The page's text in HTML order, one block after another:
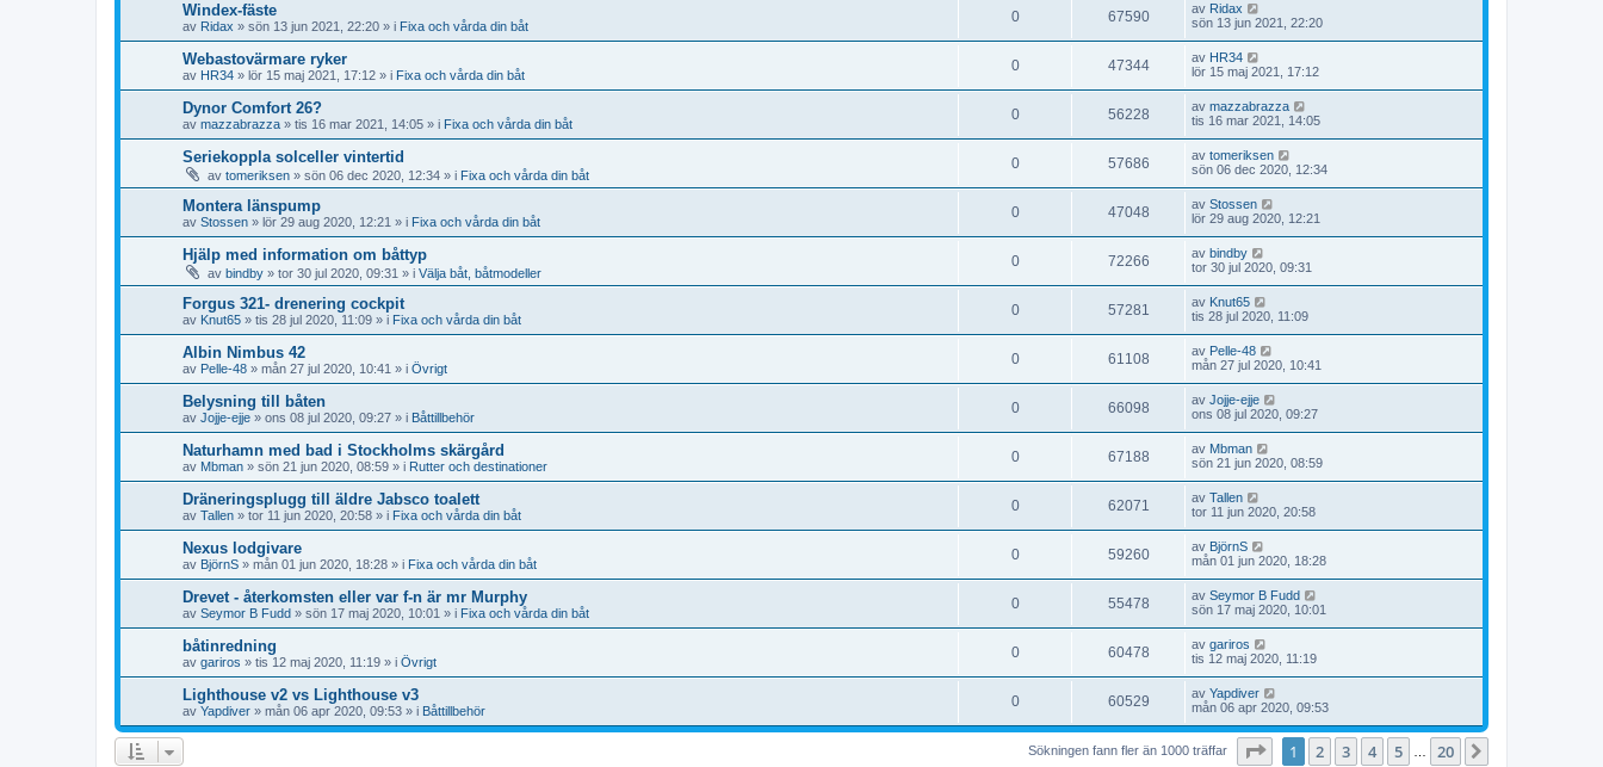
Windex-fäste
av Ridax » sön 13 jun 2021, 22:20 » i Fixa och vårda din båt
0 67590 av Ridax
sön 13 jun 2021, 22:20
Webastovärmare ryker
av HR34 » lör 15 maj 2021, 17:12 » i Fixa och vårda din båt
0 47344 av HR34
lör 15 maj 2021, 17:12
Dynor Comfort 26?
av mazzabrazza » tis 16 mar 2021, 14:05 » i Fixa och vårda din båt
0 56228 av mazzabrazza
tis 16 mar 2021, 14:05
Seriekoppla solceller vintertid
av tomeriksen » sön 06 dec 2020, 12:34 » i Fixa och vårda din båt
0 57686 av tomeriksen
sön 06 dec 2020, 12:34
Montera länspump
av Stossen » lör 29 aug 2020, 12:21 » i Fixa och vårda din båt
0 47048 av Stossen
lör 29 aug 2020, 12:21
Hjälp med information om båttyp
av bindby » tor 30 jul 2020, 09:31 » i Välja båt, båtmodeller
0 72266 av bindby
tor 30 jul 2020, 09:31
Forgus 321- drenering cockpit
av Knut65 » tis 28 jul 2020, 11:09 » i Fixa och vårda din båt
0 57281 av Knut65
tis 28 jul 2020, 11:09
Albin Nimbus 42
av Pelle-48 » mån 27 jul 2020, 10:41 » i Övrigt
0 61108 av Pelle-48
mån 27 jul 2020, 10:41
Belysning till båten
av Jojje-ejje » ons 08 jul 2020, 09:27 » i Båttillbehör
0 66098 av Jojje-ejje
ons 08 jul 2020, 09:27
Naturhamn med bad i Stockholms skärgård
av Mbman » sön 21 jun 2020, 08:59 » i Rutter och destinationer
0 67188 av Mbman
sön 21 jun 2020, 08:59
Dräneringsplugg till äldre Jabsco toalett
av Tallen » tor 11 jun 2020, 20:58 » i Fixa och vårda din båt
0 62071 av Tallen
tor 11 jun 2020, 20:58
Nexus lodgivare
av BjörnS » mån 01 jun 2020, 18:28 » i Fixa och vårda din båt
0 59260 av BjörnS
mån 01 jun 2020, 18:28
Drevet - återkomsten eller var f-n är mr Murphy
av Seymor B Fudd » sön 17 maj 2020, 10:01 » i Fixa och vårda din båt
0 55478 av Seymor B Fudd
sön 17 maj 2020, 10:01
båtinredning
av gariros » tis 12 maj 2020, 11:19 » i Övrigt
0 60478 av gariros
tis 12 maj 2020, 11:19
Lighthouse v2 vs Lighthouse v3
av Yapdiver » mån 06 apr 2020, 09:53 » i Båttillbehör
0 60529 av Yapdiver
mån 06 apr 2020, 09:53
Sökningen fann fler än 1000 träffar Sida av 20
1 2 3 4 5 20